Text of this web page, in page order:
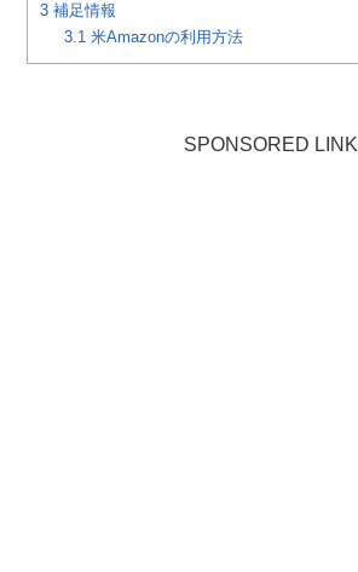
3 補足情報
3.1 米Amazonの利用方法
SPONSORED LINK